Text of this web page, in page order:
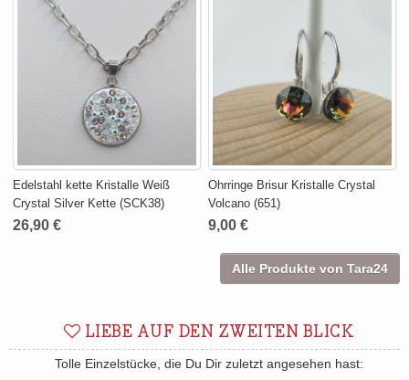
Edelstahl kette Kristalle Weiß
Crystal Silver Kette (SCK38)
26,90 €
Ohrringe Brisur Kristalle Crystal
Volcano (651)
9,00 €
Alle Produkte von Tara24
LIEBE AUF DEN ZWEITEN BLICK
Tolle Einzelstücke, die Du Dir zuletzt angesehen hast: